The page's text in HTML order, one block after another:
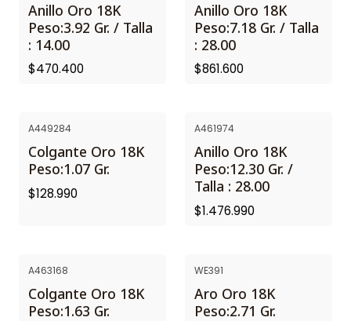
Anillo Oro 18K
Peso:3.92 Gr. / Talla
: 14.00
$470.400
Anillo Oro 18K
Peso:7.18 Gr. / Talla
: 28.00
$861.600
A449284
Colgante Oro 18K
Peso:1.07 Gr.
$128.990
A461974
Anillo Oro 18K
Peso:12.30 Gr. /
Talla : 28.00
$1.476.990
A463168
Colgante Oro 18K
Peso:1.63 Gr.
WE391
Aro Oro 18K
Peso:2.71 Gr.